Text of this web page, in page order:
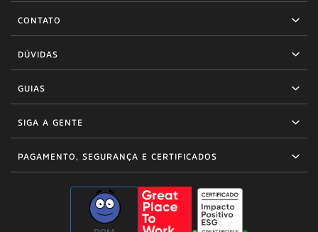
CONTATO
DÚVIDAS
GUIAS
SIGA A GENTE
PAGAMENTO, SEGURANÇA E CERTIFICADOS